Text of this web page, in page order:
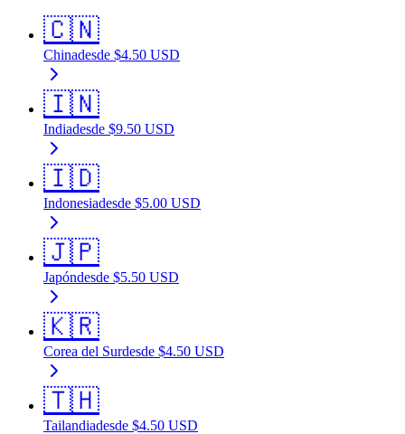
🇨🇳
Chinadesde $4.50 USD
🇮🇳
Indiadesde $9.50 USD
🇮🇩
Indonesiadesde $5.00 USD
🇯🇵
Japóndesde $5.50 USD
🇰🇷
Corea del Surdesde $4.50 USD
🇹🇭
Tailandiadesde $4.50 USD